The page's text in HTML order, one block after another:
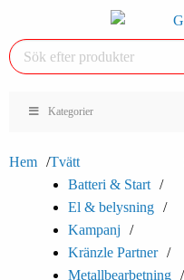
Kategorier
Hem
Tvätt
Batteri & Start
El & belysning
Kampanj
Kränzle Partner
Metallbearbetning